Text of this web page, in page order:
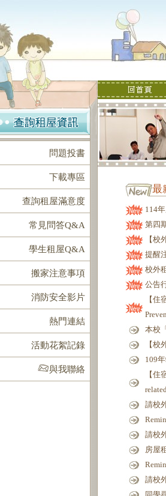
問題投書
下載專區
查詢租屋滿意度
常見問答Q&A
學生租屋Q&A
搬家注意事項
消防安全影片
熱門連結
活動花絮記錄
與我聯絡
最
114
第四
【校
提醒
校外
公告
【住
本校
【校
109
【住
請校
請校
房屋
請校